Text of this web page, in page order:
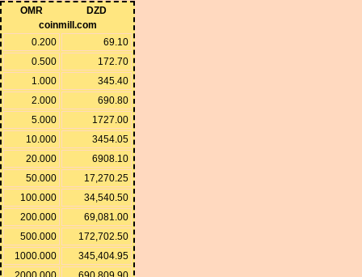
OMR
DZD
coinmill.com
0.200
69.10
0.500
172.70
1.000
345.40
2.000
690.80
5.000
1727.00
10.000
3454.05
20.000
6908.10
50.000
17,270.25
100.000
34,540.50
200.000
69,081.00
500.000
172,702.50
1000.000
345,404.95